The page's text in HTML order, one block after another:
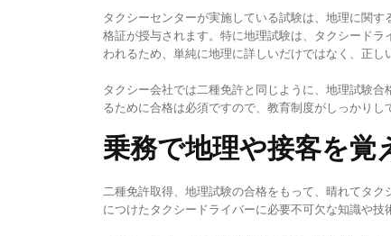
タクシーセンターが実施している試験は、地理に関
格証が授与されます。特に地理試験は、タクシード
われるため、単純に地理に詳しいだけではなく、正し
タクシー会社では二種免許と同じように、地理試験
るために合格は必須ですので、教育制度がしっかりし
乗務で地理や接客を覚
二種免許取得、地理試験の合格をもって、晴れてタ
につけたタクシードライバーに必要不可欠な知識や技